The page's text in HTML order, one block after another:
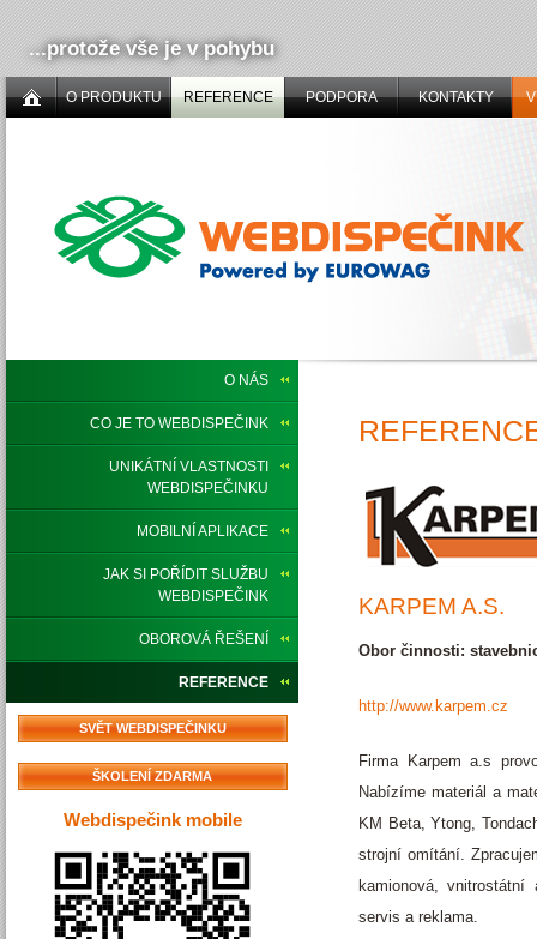
...protože vše je v pohybu
O PRODUKTU REFERENCE PODPORA KONTAKTY
O NÁS
CO JE TO WEBDISPEČINK
UNIKÁTNÍ VLASTNOSTI
WEBDISPEČINKU
MOBILNÍ APLIKACE
JAK SI POŘÍDIT SLUŽBU
WEBDISPEČINK
OBOROVÁ ŘEŠENÍ
REFERENCE
SVĚT WEBDISPEČINKU
ŠKOLENÍ ZDARMA
Webdispečink mobile
KARPEM A.S.
Obor činnosti:
http://www.karpem.cz
Firma Karpem a.s
Nabízíme materiál a
KM Beta, Ytong,
strojní omítání.
kamionová,
servis a reklama.